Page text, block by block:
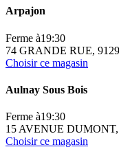
Arpajon
Ferme à19:30
74 GRANDE RUE,
Choisir ce magasin
Aulnay Sous Bois
Ferme à19:30
15 AVENUE
Choisir ce magasin